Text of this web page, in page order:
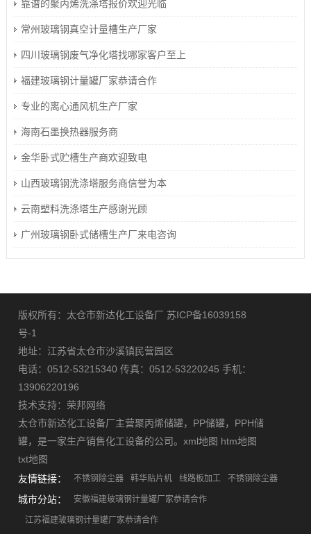
靠谱的聚丙烯洗涤塔报价欢迎光临
常州玻璃钢真空计量槽生产厂家
四川玻璃钢废气净化塔找哪家客户至上
福建玻璃钢计量罐厂家恭请合作
专业的离心通风机生产厂家
海南石墨换热器服务商
金华卧式贮槽生产商欢迎致电
山西玻璃钢洗涤塔服务商信誉为本
云南塑料洗涤塔生产感谢光顾
广州玻璃钢卧式储槽生产厂来电咨询
版权所有：太仓市新达化工设备厂 苏ICP备16039158
号-1
地址：江苏省太仓市沙溪镇民营园区
电话：0512-53215340 传真：0512-53220245 手机：
13906220196
技术支持： 荣邦网络
太仓市新达化工设备厂主营聚丙烯储罐， PP储罐， PPH储
罐，是一家生产销售化工设备的公司。xml地图 htm地图
txt地图
友情链接：
不锈钢除尘器 韩华贴片机 线路板加工 不锈钢除尘器
城市分站： 安徽福建玻璃钢计量罐厂家恭请合作
江苏福建玻璃钢计量罐厂家恭请合作